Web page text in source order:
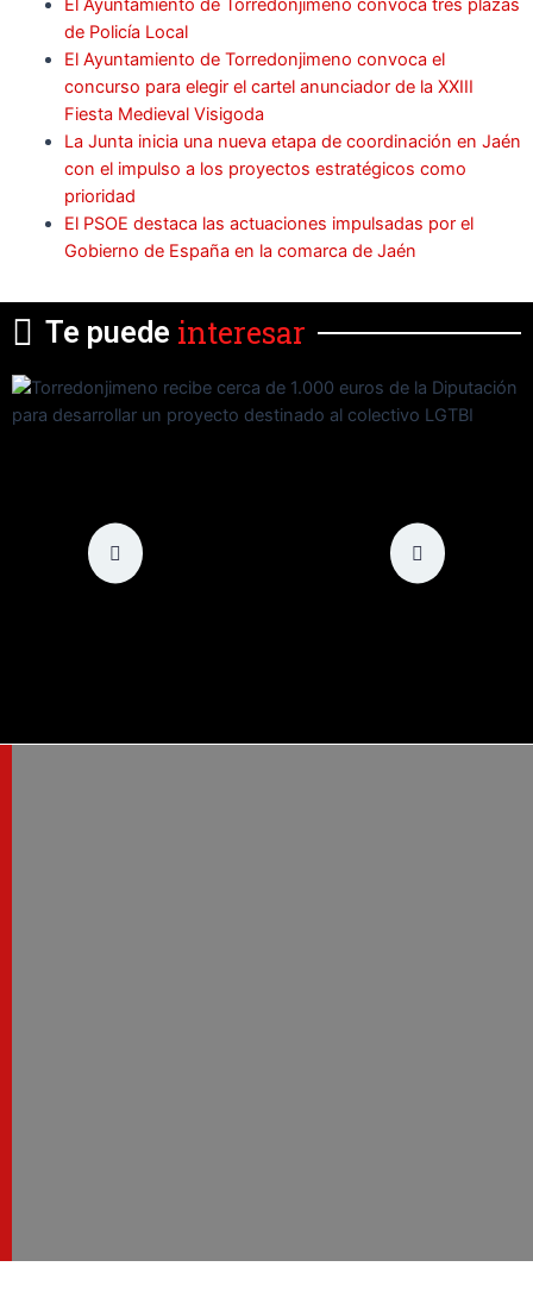
de Policía Local
El Ayuntamiento de Torredonjimeno convoca el
concurso para elegir el cartel anunciador de la XXIII
Fiesta Medieval Visigoda
La Junta inicia una nueva etapa de coordinación en Jaén
con el impulso a los proyectos estratégicos como
prioridad
El PSOE destaca las actuaciones impulsadas por el
Gobierno de España en la comarca de Jaén
Te puede interesar